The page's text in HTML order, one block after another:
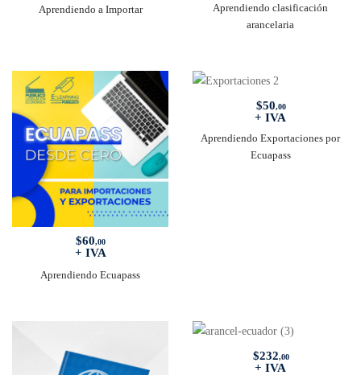
Aprendiendo a Importar
Aprendiendo clasificación
arancelaria
$60,00
+ IVA
Aprendiendo Ecuapass
$50,00
+ IVA
Aprendiendo Exportaciones por
Ecuapass
$232,00
+ IVA